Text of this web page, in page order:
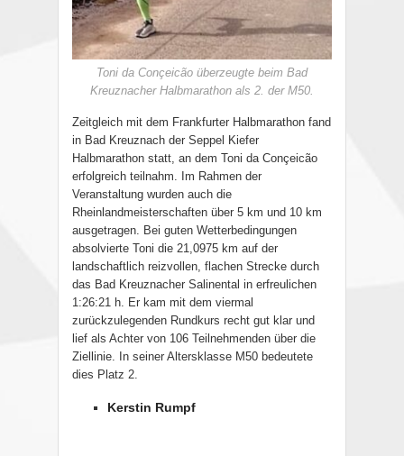
Toni da Conçeicão überzeugte beim Bad
Kreuznacher Halbmarathon als 2. der M50.
Zeitgleich mit dem Frankfurter Halbmarathon fand
in Bad Kreuznach der Seppel Kiefer
Halbmarathon statt, an dem Toni da Conçeicão
erfolgreich teilnahm. Im Rahmen der
Veranstaltung wurden auch die
Rheinlandmeisterschaften über 5 km und 10 km
ausgetragen. Bei guten Wetterbedingungen
absolvierte Toni die 21,0975 km auf der
landschaftlich reizvollen, flachen Strecke durch
das Bad Kreuznacher Salinental in erfreulichen
1:26:21 h. Er kam mit dem viermal
zurückzulegenden Rundkurs recht gut klar und
lief als Achter von 106 Teilnehmenden über die
Ziellinie. In seiner Altersklasse M50 bedeutete
dies Platz 2.
Kerstin Rumpf